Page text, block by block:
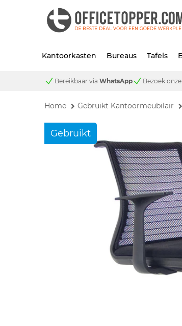
Kantoorkasten Bureaus Tafels
Bereikbaar via WhatsApp Bezoek onze
Home Gebruikt Kantoormeubilair
Gebruikt